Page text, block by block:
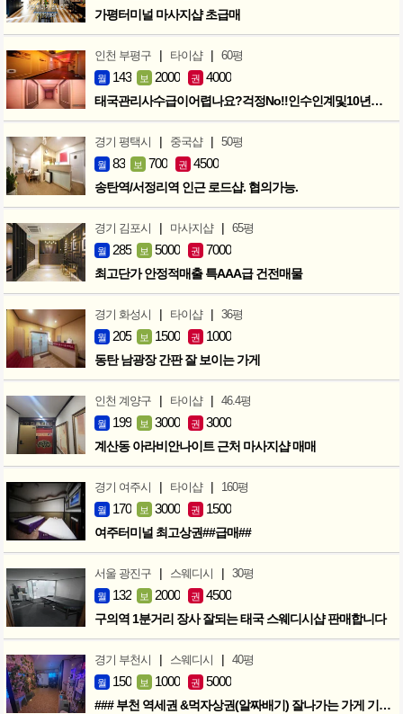
가평터미널 마사지샵 초급매
인천 부평구 | 타이샵 | 60평
월 143 보 2000 권 4000
태국관리사수급이어렵나요?걱정No!!인수인계및10년노하우 모두승계
경기 평택시 | 중국샵 | 50평
월 83 보 700 권 4500
송탄역/서정리역 인근 로드샵. 협의가능.
경기 김포시 | 마사지샵 | 65평
월 285 보 5000 권 7000
최고단가 안정적매출 특AAA급 건전매물
경기 화성시 | 타이샵 | 36평
월 205 보 1500 권 1000
동탄 남광장 간판 잘 보이는 가게
인천 계양구 | 타이샵 | 46.4평
월 199 보 3000 권 3000
계산동 아라비안나이트 근처 마사지샵 매매
경기 여주시 | 타이샵 | 160평
월 170 보 3000 권 1500
여주터미널 최고상권##급매##
서울 광진구 | 스웨디시 | 30평
월 132 보 2000 권 4500
구의역 1분거리 장사 잘되는 태국 스웨디시샵 판매합니다
경기 부천시 | 스웨디시 | 40평
월 150 보 1000 권 5000
### 부천 역세권 &먹자상권(알짜배기) 잘나가는 가게 기회입니다 ###